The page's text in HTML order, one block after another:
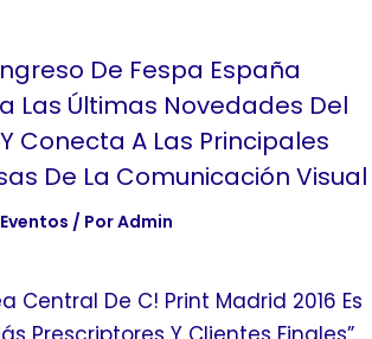
De Fespa España
Las Últimas Novedades Del
Conecta A Las Principales
De La Comunicación Visual
Eventos / PorAdmin